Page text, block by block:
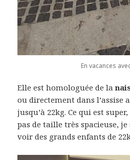
En vacances
Elle est homologuée de la
ou directement dans l’assise
jusqu’à 22kg. Ce qui est
pas de taille très spacieuse, je
voir des grands enfants de